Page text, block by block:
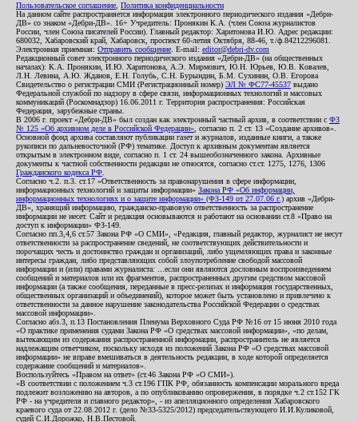
Пользовательское соглашение Политика конфиденциальности
На данном сайте распространяется информация электронного периодического издания «Дебри-
ДВ» со знаком «Дебри-ДВ». 16+ Учредитель: Пронякин К.А. (член Союза журналистов
России, член Союза писателей России). Главный редактор: Харитонова И.Ю. Адрес редакции:
680032, Хабаровский край, Хабаровск, проспект 60-летия Октября, 88-46, т./ф.84212296081.
Электронная приемная: Отправить сообщение . E-mail: editor@debri-dv.com
Редакционный совет электронного периодического издания «Дебри-ДВ» (на общественных
началах): К.А. Пронякин, И.Ю. Харитонова, А.Э. Мирмович, Ю.Н. Юрьев, Ю.В. Ковалев,
Л.Н. Левина, А.Ю. Жданов, Е.Н. Голубь, С.Н. Бурындин, Б.М. Сухинин, О.В. Егорова
Свидетельство о регистрации СМИ (Регистрационный номер) ЭЛ № ФС77-45537 выдано
Федеральной службой по надзору в сфере связи, информационных технологий и массовых
коммуникаций (Роскомнадзор) 16.06.2011 г. Территория распространения: Российская
Федерация, зарубежные страны.
В 2006 г. проект «Дебри-ДВ» был создан как электронный частный архив, в соответствии с ФЗ
№ 125 «Об архивном деле в Российской Федерации» , согласно п. 2 ст. 13 «Создание архивов».
Основной фонд архива составляют публикации газет и журналов, изданные книги, а также
рукописи по дальневосточной (РФ) тематике. Доступ к архивным документам является
открытым в электронном виде, согласно п. 1 ст. 24 вышеобозначенного закона. Архивные
документы к частной собственности редакции не относятся, согласно ст.ст. 1275, 1276, 1306
Гражданского кодекса РФ
Согласно ч.2. п.3. ст.17 «Ответственность за правонарушения в сфере информации,
информационных технологий и защиты информации» Закона РФ «Об информации,
информационных технологиях и о защите информации» (ФЗ-149 от 27.07.06 г.) архив «Дебри-
ДВ», хранящий информацию, гражданско-правовую ответственность за распространение
информации не несет. Сайт и редакция основываются и работают на основании ст.8 «Право на
доступ к информации» ФЗ-149.
Согласно пп.3,4,6 ст.57 Закона РФ «О СМИ», «Редакция, главный редактор, журналист не несут
ответственности за распространение сведений, не соответствующих действительности и
порочащих честь и достоинство граждан и организаций, либо ущемляющих права и законные
интересы граждан, либо представляющих собой злоупотребление свободой массовой
информации и (или) правами журналиста: ...если они являются дословным воспроизведением
сообщений и материалов или их фрагментов, распространенных другим средством массовой
информации (а также сообщения, переданные в пресс-релизах и информация государственных,
общественных организаций и объединений), которое может быть установлено и привлечено к
ответственности за данное нарушение законодательства Российской Федерации о средствах
массовой информации».
Согласно абз.3, п.13 Постановления Пленума Верховного Суда РФ №16 от 15 июня 2010 года
«О практике применения судами Закона РФ «О средствах массовой информации», «по делам,
вытекающим из содержания распространенной информации, распространитель не является
надлежащим ответчиком, поскольку исходя из положений Закона РФ «О средствах массовой
информации» не вправе вмешиваться в деятельность редакции, в ходе которой определяется
содержание сообщений и материалов».
Воспользуйтесь «Правом на ответ» (ст.46 Закона РФ «О СМИ»).
«В соответствии с положением ч.3 ст.196 ГПК РФ, обязанность компенсации морального вреда
подлежит возложению на авторов, а по опубликованию опровержения, в порядке ч.2 ст.152 ГК
РФ - на учредителя и главного редактор», - из апелляционного определения Хабаровского
краевого суда от 22.08.2012 г. (дело №33-5325/2012) председательствующего И.И.Куликовой,
судей С.И.Дорожко, Н.В.Пестовой.